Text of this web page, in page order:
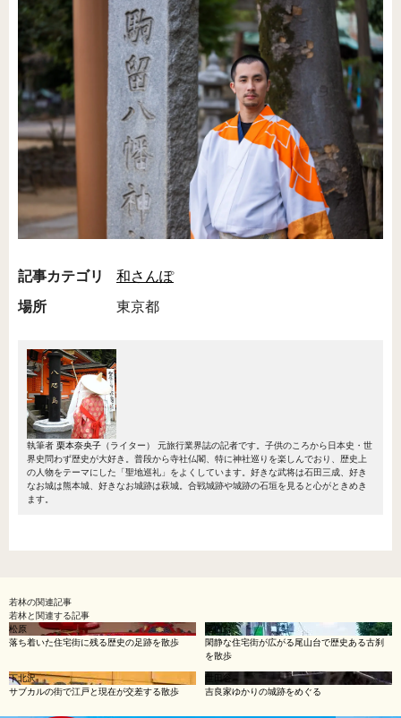
記事カテゴリ
和さんぽ
場所
東京都
執筆者 栗本奈央子 （ライター）
元旅行業界誌の記者です。子供のころから日本史・世
界史問わず歴史が大好き。普段から寺社仏閣、特に神社巡りを楽しんでおり、歴史上
の人物をテーマにした「聖地巡礼」をよくしています。好きな武将は石田三成、好き
なお城は熊本城、好きなお城跡は萩城。合戦城跡や城跡の石垣を見ると心がときめき
ます。
若林の関連記事
若林と関連する記事
松原
落ち着いた住宅街に残る歴史の足跡を散歩
尾山台
閑静な住宅街が広がる尾山台で歴史ある古刹
を散歩
下北沢
サブカルの街で江戸と現在が交差する散歩
世田谷
吉良家ゆかりの城跡をめぐる